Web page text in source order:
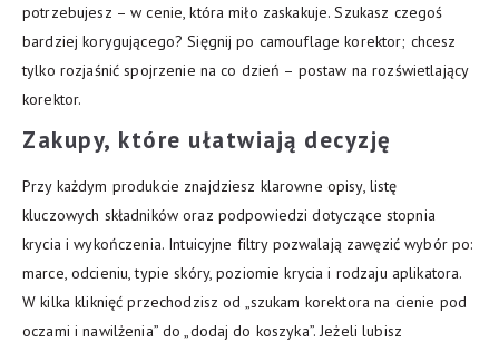
potrzebujesz – w cenie, która miło zaskakuje. Szukasz czegoś
bardziej korygującego? Sięgnij po camouflage korektor; chcesz
tylko rozjaśnić spojrzenie na co dzień – postaw na rozświetlający
korektor.
Zakupy, które ułatwiają decyzję
Przy każdym produkcie znajdziesz klarowne opisy, listę
kluczowych składników oraz podpowiedzi dotyczące stopnia
krycia i wykończenia. Intuicyjne filtry pozwalają zawęzić wybór po:
marce, odcieniu, typie skóry, poziomie krycia i rodzaju aplikatora.
W kilka kliknięć przechodzisz od „szukam korektora na cienie pod
oczami i nawilżenia” do „dodaj do koszyka”. Jeżeli lubisz